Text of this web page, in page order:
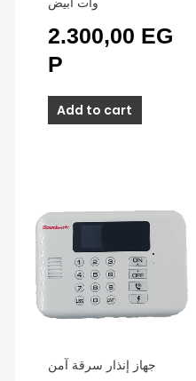
2.300,00 EG
P
Add to cart
جهاز إنذار سرقة آمن